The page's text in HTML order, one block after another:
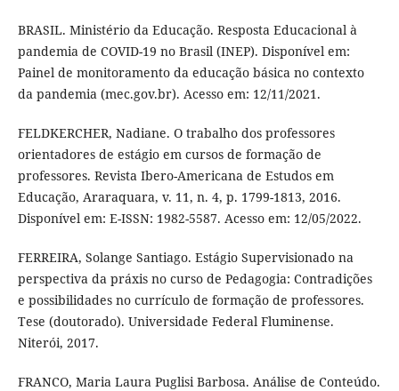
BRASIL. Ministério da Educação. Resposta Educacional à
pandemia de COVID-19 no Brasil (INEP). Disponível em:
Painel de monitoramento da educação básica no contexto
da pandemia (mec.gov.br). Acesso em: 12/11/2021.
FELDKERCHER, Nadiane. O trabalho dos professores
orientadores de estágio em cursos de formação de
professores. Revista Ibero-Americana de Estudos em
Educação, Araraquara, v. 11, n. 4, p. 1799-1813, 2016.
Disponível em: E-ISSN: 1982-5587. Acesso em: 12/05/2022.
FERREIRA, Solange Santiago. Estágio Supervisionado na
perspectiva da práxis no curso de Pedagogia: Contradições
e possibilidades no currículo de formação de professores.
Tese (doutorado). Universidade Federal Fluminense.
Niterói, 2017.
FRANCO, Maria Laura Puglisi Barbosa. Análise de Conteúdo.